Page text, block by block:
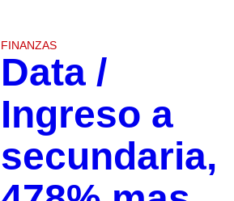
FINANZAS
Data /
Ingreso a
secundaria,